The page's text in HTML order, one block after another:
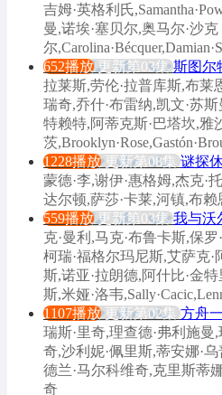
吉姆·英格利氏
曼,诺埃·塞贝尔,奥马尔·沙克
尔
652播放 更新第03集 斯图尔
拉莱斯,劳伦·拉普库斯,布莱
瑞奇,乔什·布雷纳,凯文·苏
特赖特,阿蒂克斯·巴塔坎,雅
茨
1228播放 更新第08集 谜探
蒙德·李,谢伊·惠格姆,杰克·
达尔顿,萨莎·卡莱,河镇,布赖
559播放 更新第03集 我与沃
克·曼利,马克·布鲁卡斯,保
柯瑞·福格尔玛尼斯,艾萨克
斯,诺亚·拉朗德,阿什比·金
斯,米娅·洛韦
1107播放 更新第02集 方舟
瑞斯·里奇,理查德·弗利施曼
奇,沙利妮·佩里斯,蒂安娜·
德兰·马尔科维奇,克里斯蒂
奇